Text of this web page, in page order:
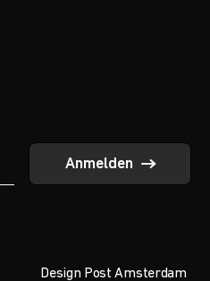
Anmelden
Design Post Amsterdam